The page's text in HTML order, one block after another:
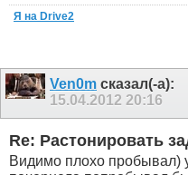
Я на Drive2
Ven0m сказал(-а):
15.04.2012 20:16
Re: Растонировать
Видимо плохо пробывал)